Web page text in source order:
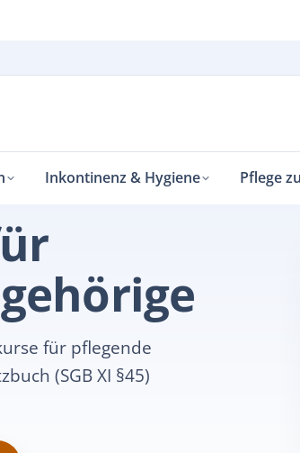
Pflegekurse für pflegende Angehörige
für pflegende
(SGB XI §45)